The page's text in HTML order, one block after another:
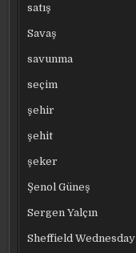
satış
Savaş
savunma
seçim
şehir
şehit
şeker
Şenol Güneş
Sergen Yalçın
Sheffield Wednesday